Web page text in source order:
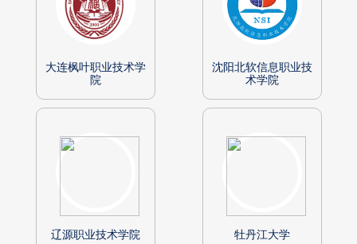
大连枫叶职业技术学
院
沈阳北软信息职业技
术学院
辽源职业技术学院 牡丹江大学